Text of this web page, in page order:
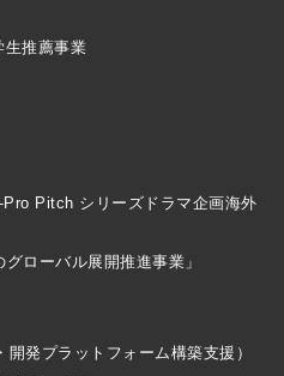
生推薦事業
Pitch シリーズドラマ企画海外
ローバル展開推進事業」
発プラットフォーム構築支援）